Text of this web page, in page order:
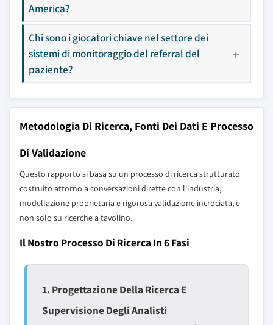
America?
Chi sono i giocatori chiave nel settore dei
sistemi di monitoraggio del referral del
paziente?
Metodologia Di Ricerca, Fonti Dei Dati E Processo
Di Validazione
Questo rapporto si basa su un processo di ricerca strutturato
costruito attorno a conversazioni dirette con l'industria,
modellazione proprietaria e rigorosa validazione incrociata, e
non solo su ricerche a tavolino.
Il Nostro Processo Di Ricerca In 6 Fasi
1. Progettazione Della Ricerca E
Supervisione Degli Analisti